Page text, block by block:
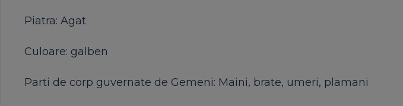
Piatra: Agat
Culoare: galben
Parti de corp guvernate de Gemeni: Maini, brate, umeri, plamani